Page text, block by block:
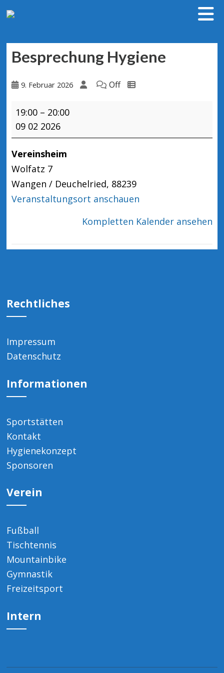
Besprechung Hygiene
9. Februar 2026 Off
Besprechung
Hygiene
19:00 – 20:00
09 02 2026
Vereinsheim
Wolfatz 7
Wangen / Deuchelried, 88239
Veranstaltungsort anschauen
Kompletten Kalender ansehen
Rechtliches
Impressum
Datenschutz
Informationen
Sportstätten
Kontakt
Hygienekonzept
Sponsoren
Verein
Fußball
Tischtennis
Mountainbike
Gymnastik
Freizeitsport
Intern